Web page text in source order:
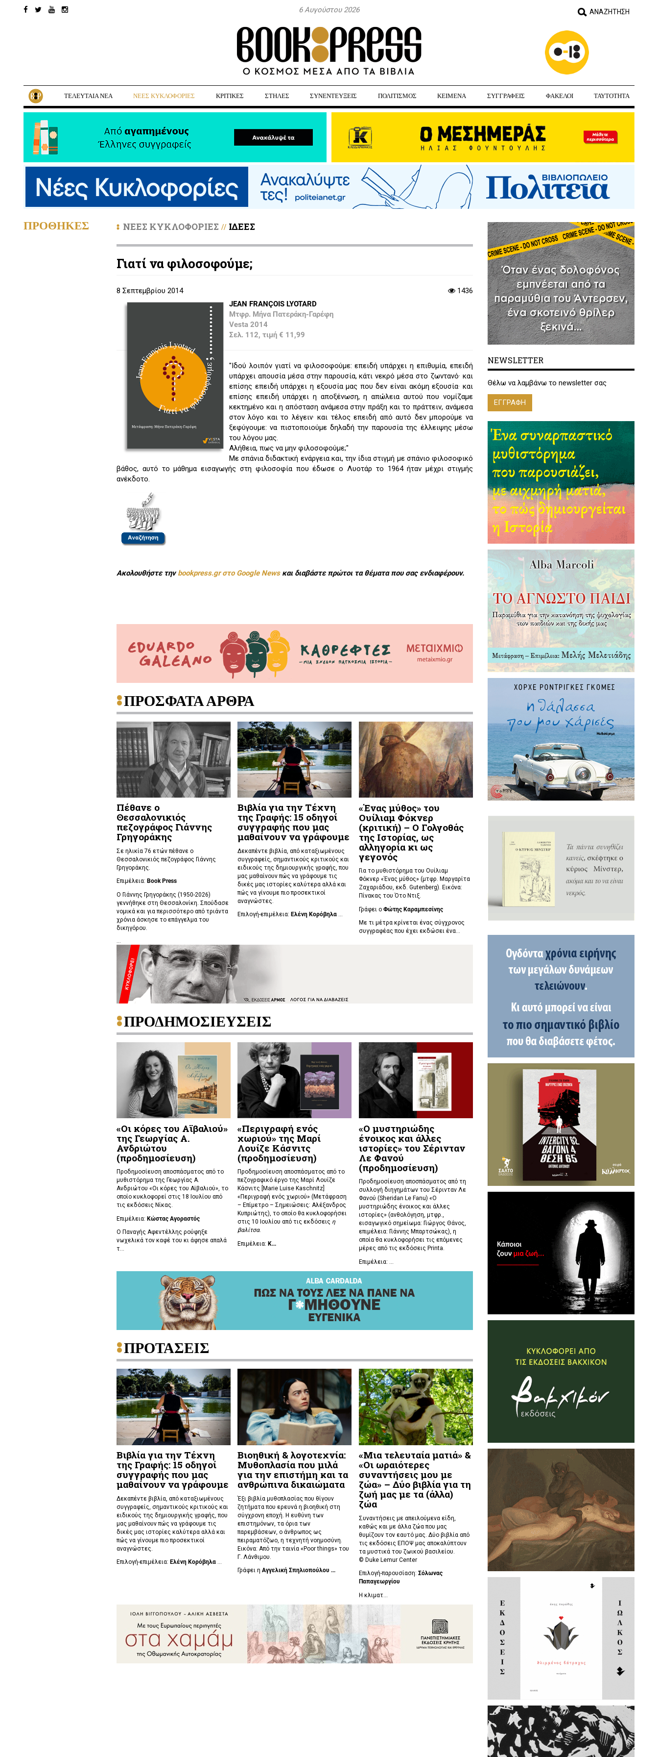
6 Αυγούστου 2026
ΤΕΛΕΥΤΑΙΑ ΝΕΑ ΝΕΕΣ ΚΥΚΛΟΦΟΡΙΕΣ ΚΡΙΤΙΚΕΣ ΣΤΗΛΕΣ ΣΥΝΕΝΤΕΥΞΕΙΣ ΠΟΛΙΤΙΣΜΟΣ ΚΕΙΜΕΝΑ ΣΥΓΓΡΑΦΕΙΣ ΦΑΚΕΛΟΙ ΤΑΥΤΟΤΗΤΑ
ΝΕΕΣ ΚΥΚΛΟΦΟΡΙΕΣ // ΙΔΕΕΣ
Γιατί να φιλοσοφούμε;
8 Σεπτεμβρίου 2014
1436
JEAN FRANÇOIS LYOTARD
Μτφρ. Μήνα Πατεράκη-Γαρέφη
Vesta 2014
Σελ. 112, τιμή € 11,99
"Ιδού λοιπόν γιατί να φιλοσοφούμε: επειδή υπάρχει η επιθυμία, επειδή
υπάρχει απουσία μέσα στην παρουσία, κάτι νεκρό μέσα στο ζωντανό· και
επίσης επειδή υπάρχει η εξουσία μας που δεν είναι ακόμη εξουσία· και
επίσης επειδή υπάρχει η αποξένωση, η απώλεια αυτού που νομίζαμε
κεκτημένο και η απόσταση ανάμεσα στην πράξη και το πράττειν, ανάμεσα
στον λόγο και το λέγειν· και τέλος επειδή από αυτό δεν μπορούμε να
ξεφύγουμε: να πιστοποιούμε δηλαδή την παρουσία της έλλειψης μέσω
του λόγου μας.
Αλήθεια, πως να μην φιλοσοφούμε;"
Με σπάνια διδακτική ενάργεια και, την ίδια στιγμή με σπάνιο φιλοσοφικό
βάθος, αυτό το μάθημα εισαγωγής στη φιλοσοφία που έδωσε ο Λυοτάρ το 1964 ήταν μέχρι στιγμής
ανέκδοτο.
Ακολουθήστε τηνbookpress.gr στο Google Newsκαι διαβάστε πρώτοι τα θέματα που σας ενδιαφέρουν.
ΠΡΟΣΦΑΤΑ ΑΡΘΡΑ
Πέθανε ο
Θεσσαλονικιός
πεζογράφος Γιάννης
Γρηγοράκης
Σε ηλικία 76 ετών πέθανε ο
Θεσσαλονικιός πεζογράφος Γιάννης
Γρηγοράκης.
Επιμέλεια: Book Press
Ο Γιάννης Γρηγοράκης (1950-2026)
γεννήθηκε στη Θεσσαλονίκη. Σπούδασε
νομικά και για περισσότερο από τριάντα
χρόνια άσκησε το επάγγελμα του
δικηγόρου.
...
Βιβλία για την Τέχνη
της Γραφής: 15 οδηγοί
συγγραφής που μας
μαθαίνουν να γράφουμε
Δεκαπέντε βιβλία, από καταξιωμένους
συγγραφείς, σημαντικούς κριτικούς και
ειδικούς της δημιουργικής γραφής, που
μας μαθαίνουν πώς να γράφουμε τις
δικές μας ιστορίες καλύτερα αλλά και
πώς να γίνουμε πιο προσεκτικοί
αναγνώστες.
Επιλογή-επιμέλεια: Ελένη Κορόβηλα ...
«Ένας μύθος» του
Ουίλιαμ Φόκνερ
(κριτική) – Ο Γολγοθάς
της Ιστορίας, ως
αλληγορία κι ως
γεγονός
Για το μυθιστόρημα του Ουίλιαμ
Φόκνερ «Ένας μύθος» (μτφρ. Μαργαρίτα
Ζαχαριάδου, εκδ. Gutenberg). Εικόνα:
Πίνακας του Ότο Ντιξ.
Γράφει ο Φώτης Καραμπεσίνης
Με τι μέτρα κρίνεται ένας σύγχρονος
συγγραφέας που έχει εκδώσει ένα...
ΠΡΟΔΗΜΟΣΙΕΥΣΕΙΣ
«Οι κόρες του Αϊβαλιού»
της Γεωργίας Α.
Ανδριώτου
(προδημοσίευση)
Προδημοσίευση αποσπάσματος από το
μυθιστόρημα της Γεωργίας Α.
Ανδριώτου «Οι κόρες του Αϊβαλιού», το
οποίο κυκλοφορεί στις 18 Ιουλίου από
τις εκδόσεις Νίκας.
Επιμέλεια: Κώστας Αγοραστός
Ο Παναγής Αφεντέλλης ρούφηξε
νωχελικά τον καφέ του κι άφησε απαλά
τ...
«Περιγραφή ενός
χωριού» της Μαρί
Λουίζε Κάσνιτς
(προδημοσίευση)
Προδημοσίευση αποσπάσματος από το
πεζογραφικό έργο της Μαρί Λουίζε
Κάσνιτς [Marie Luise Kaschnitz]
«Περιγραφή ενός χωριού» (Μετάφραση
– Επίμετρο – Σημειώσεις: Αλέξανδρος
Κυπριώτης), το οποίο θα κυκλοφορήσει
στις 10 Ιουλίου από τις εκδόσεις η
βαλίτσα.
Επιμέλεια:Κ...
«Ο μυστηριώδης
ένοικος και άλλες
ιστορίες» του Σέρινταν
Λε Φανού
(προδημοσίευση)
Προδημοσίευση αποσπάσματος από τη
συλλογή διηγημάτων του Σέρινταν Λε
Φανού (Sheridan Le Fanu) «Ο
μυστηριώδης ένοικος και άλλες
ιστορίες» (ανθολόγηση, μτφρ.,
εισαγωγικό σημείωμα: Γιώργος Θάνος,
επιμέλεια: Γιάννης Μπαρτσώκας), η
οποία θα κυκλοφορήσει τις επόμενες
μέρες από τις εκδόσεις Printa.
Επιμέλεια: ...
ΠΡΟΤΑΣΕΙΣ
Βιβλία για την Τέχνη
της Γραφής: 15 οδηγοί
συγγραφής που μας
μαθαίνουν να γράφουμε
Δεκαπέντε βιβλία, από καταξιωμένους
συγγραφείς, σημαντικούς κριτικούς και
ειδικούς της δημιουργικής γραφής, που
μας μαθαίνουν πώς να γράφουμε τις
δικές μας ιστορίες καλύτερα αλλά και
πώς να γίνουμε πιο προσεκτικοί
αναγνώστες.
Επιλογή-επιμέλεια: Ελένη Κορόβηλα...
Βιοηθική & λογοτεχνία:
Μυθοπλασία που μιλά
για την επιστήμη και τα
ανθρώπινα δικαιώματα
Έξι βιβλία μυθοπλασίας που θίγουν
ζητήματα που ερευνά η βιοηθική στη
σύγχρονη εποχή. Η ευθύνη των
επιστημόνων, τα όρια των
παρεμβάσεων, ο άνθρωπος ως
πειραματόζωο, η τεχνητή νοημοσύνη.
Εικόνα: Από την ταινία «Poor things» του
Γ. Λάνθιμου.
Γράφει ηΑγγελική Σπηλιοπούλου ...
«Μια τελευταία ματιά» &
«Οι ωραιότερες
συναντήσεις μου με
ζώα» – Δύο βιβλία για τη
ζωή μας με τα (άλλα)
ζώα
Συναντήσεις με απειλούμενα είδη,
καθώς και με άλλα ζώα που μας
θυμίζουν τον εαυτό μας. Δύο βιβλία από
τις εκδόσεις ΕΠΟΨ μας αποκαλύπτουν
τα μυστικά του ζωικού βασιλείου.
© Duke Lemur Center
Επιλογή-παρουσίαση: Σόλωνας
Παπαγεωργίου
Η κλιματ...
ΠΡΟΘΗΚΕΣ
NEWSLETTER
Θέλω να λαμβάνω το newsletter σας
ΕΓΓΡΑΦΗ